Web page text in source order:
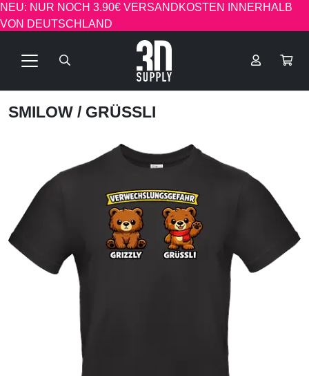
NEU: NUR NOCH 3.90€ VERSANDKOSTEN INNERHALB
VON DEUTSCHLAND
SMILOW / GRÜSSLI